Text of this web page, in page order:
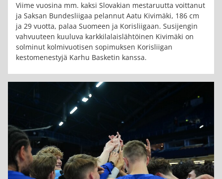
Viime vuosina mm. kaksi Slovakian mestaruutta voittanut
ja Saksan Bundesliigaa pelannut Aatu Kivimäki, 186 cm
ja 29 vuotta, palaa Suomeen ja Korisliigaan. Susijengin
vahvuuteen kuuluva karkkilalaislähtöinen Kivimäki on
solminut kolmivuotisen sopimuksen Korisliigan
kestomenestyjä Karhu Basketin kanssa.